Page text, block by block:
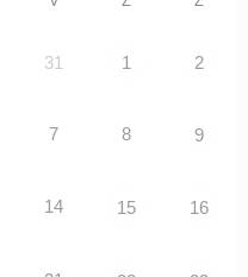
31 1 2
7 8 9
14 15 16